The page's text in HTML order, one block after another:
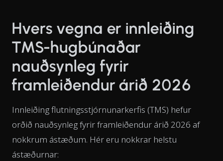
Hvers vegna er innleiðing
TMS-hugbúnaðar
nauðsynleg fyrir
framleiðendur árið 2026
Innleiðing flutningsstjórnunarkerfis (TMS) hefur
orðið nauðsynleg fyrir framleiðendur árið 2026 af
nokkrum ástæðum. Hér eru nokkrar helstu
ástæðurnar: